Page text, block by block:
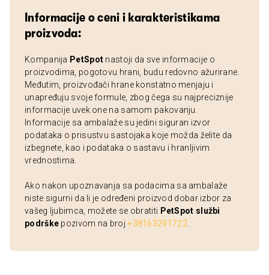
Informacije o ceni i karakteristikama
proizvoda:
Kompanija PetSpot nastoji da sve informacije o
proizvodima, pogotovu hrani, budu redovno ažurirane.
Međutim, proizvođači hrane konstatno menjaju i
unapređuju svoje formule, zbog čega su najpreciznije
informacije uvek one na samom pakovanju.
Informacije sa ambalaže su jedini siguran izvor
podataka o prisustvu sastojaka koje možda želite da
izbegnete, kao i podataka o sastavu i hranljivim
vrednostima.
Ako nakon upoznavanja sa podacima sa ambalaže
niste sigurni da li je određeni proizvod dobar izbor za
vašeg ljubimca, možete se obratiti PetSpot službi
podrške pozivom na broj+38163291722